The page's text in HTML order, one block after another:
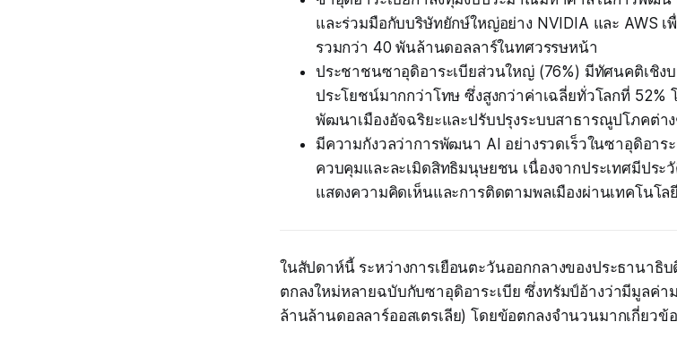
และร่วมมือกับบริษัทยักษ์ใหญ่อย่าง NVIDIA และ AWS เ
รวมกว่า 40 พันล้านดอลลาร์ในทศวรรษหน้า
ประชาชนซาอุดิอาระเบียส่วนใหญ่ (76%) มีทัศนคติเชิง
ประโยชน์มากกว่าโทษ ซึ่งสูงกว่าค่าเฉลี่ยทั่วโลกที่ 52%
พัฒนาเมืองอัจฉริยะและปรับปรุงระบบสาธารณูปโภคต่าง
มีความกังวลว่าการพัฒนา AI อย่างรวดเร็วในซาอุดิอาร
ควบคุมและละเมิดสิทธิมนุษยชน เนื่องจากประเทศมีประ
แสดงความคิดเห็นและการติดตามพลเมืองผ่านเทคโนโล
ในสัปดาห์นี้ ระหว่างการเยือนตะวันออกกลางของประธานาธิ
ตกลงใหม่หลายฉบับกับซาอุดิอาระเบีย ซึ่งทรัมป์อ้างว่ามีมูลค่า
ล้านล้านดอลลาร์ออสเตรเลีย) โดยข้อตกลงจำนวนมากเกี่ยว